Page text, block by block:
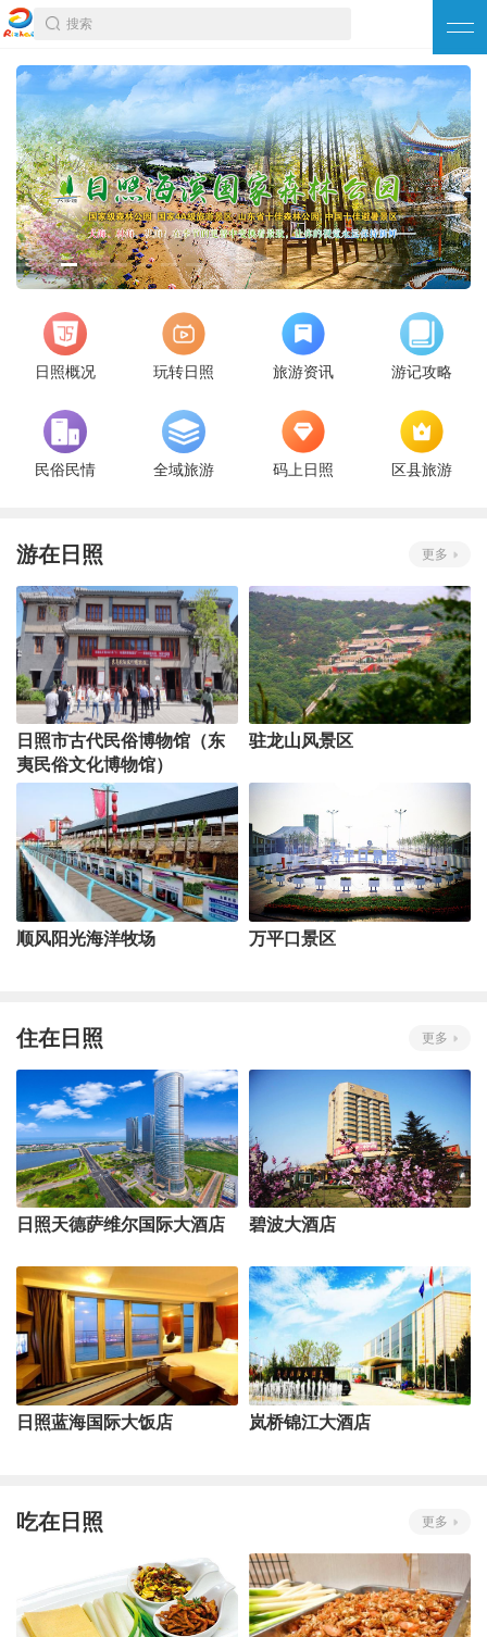
搜索
日照概况 玩转日照 旅游资讯 游记攻略
民俗民情 全域旅游 码上日照 区县旅游
游在日照 更多
日照市古代民俗博物馆（东
夷民俗文化博物馆）
驻龙山风景区
顺风阳光海洋牧场 万平口景区
住在日照 更多
日照天德萨维尔国际大酒店 碧波大酒店
日照蓝海国际大饭店 岚桥锦江大酒店
吃在日照 更多